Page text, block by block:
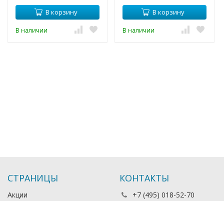
В корзину
В наличии
В корзину
В наличии
СТРАНИЦЫ
Акции
КОНТАКТЫ
+7 (495) 018-52-70